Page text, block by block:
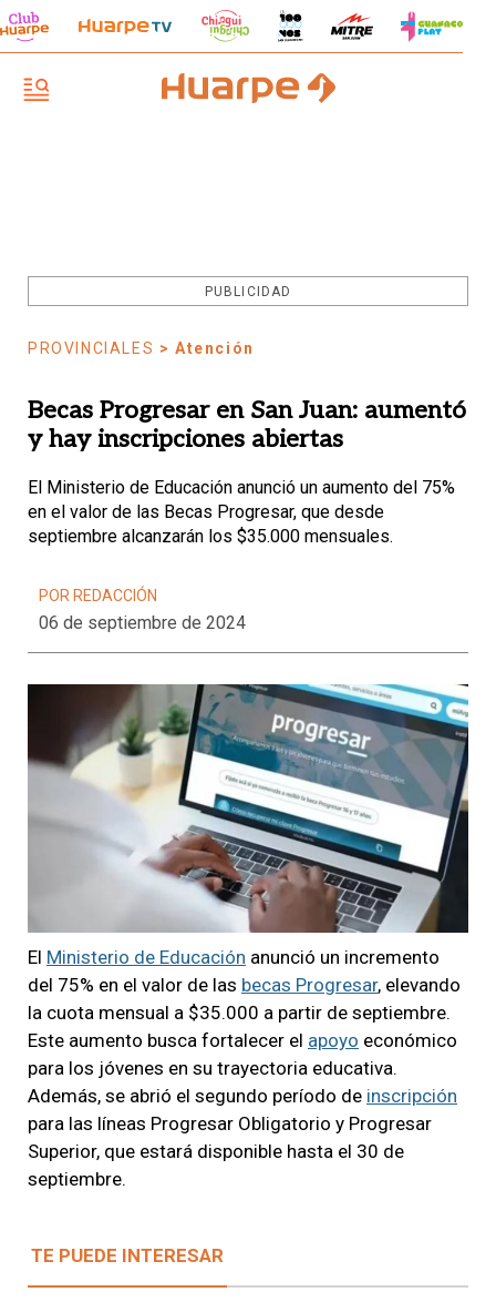
PUBLICIDAD
PROVINCIALES > Atención
Becas Progresar en San Juan: aumentó
y hay inscripciones abiertas
El Ministerio de Educación anunció un aumento del 75%
en el valor de las Becas Progresar, que desde
septiembre alcanzarán los $35.000 mensuales.
POR REDACCIÓN
06 de septiembre de 2024
El Ministerio de Educación anunció un incremento
del 75% en el valor de las becas Progresar, elevando
la cuota mensual a $35.000 a partir de septiembre.
Este aumento busca fortalecer el apoyo económico
para los jóvenes en su trayectoria educativa.
Además, se abrió el segundo período de inscripción
para las líneas Progresar Obligatorio y Progresar
Superior, que estará disponible hasta el 30 de
septiembre.
TE PUEDE INTERESAR